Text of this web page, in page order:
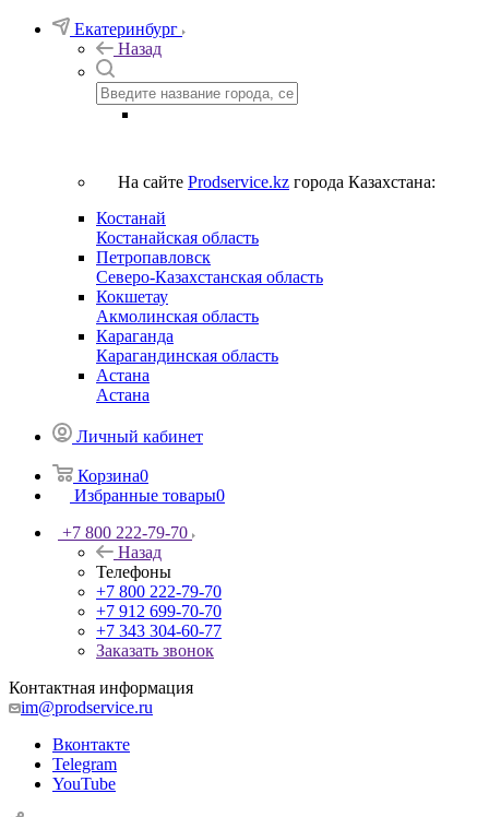
Екатеринбург
Назад
На сайте Prodservice.kz города Казахстана:
Костанай
Костанайская область
Петропавловск
Северо-Казахстанская область
Кокшетау
Акмолинская область
Караганда
Карагандинская область
Астана
Астана
Личный кабинет
Корзина0
Избранные товары0
+7 800 222-79-70
Назад
Телефоны
+7 800 222-79-70
+7 912 699-70-70
+7 343 304-60-77
Заказать звонок
Контактная информация
im@prodservice.ru
Вконтакте
Telegram
YouTube